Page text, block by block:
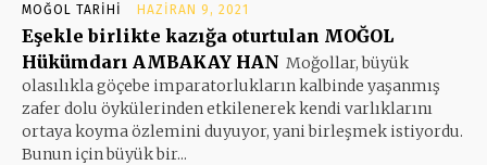
MOĞOL TARIHI HAZIRAN 9, 2021
Eşekle birlikte kazığa oturtulan MOĞOL
Hükümdarı AMBAKAY HAN Moğollar, büyük
olasılıkla göçebe imparatorlukların kalbinde yaşanmış
zafer dolu öykülerinden etkilenerek kendi varlıklarını
ortaya koyma özlemini duyuyor, yani birleşmek istiyordu.
Bunun için büyük bir...